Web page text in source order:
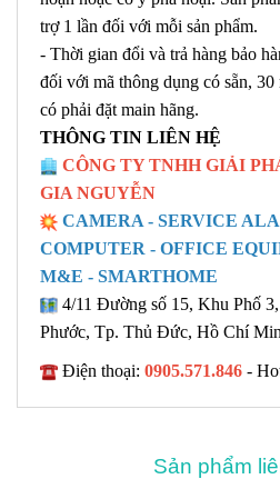
trợ 1 lần đối với mỗi sản phẩm.
- Thời gian đổi và trả hàng bảo
đối với mã thông dụng có sẵn,
có phải đặt main hãng.
THÔNG TIN LIÊN HỆ
CÔNG TY TNHH GIẢI
GIA NGUYỄN
CAMERA - SERVICE
COMPUTER - OFFICE
M&E - SMARTHOME
4/11 Đường số 15, Khu Phố
Phước, Tp. Thủ Đức, Hồ Chí
Điện thoại: 0905.571.846 -
Sản phẩm